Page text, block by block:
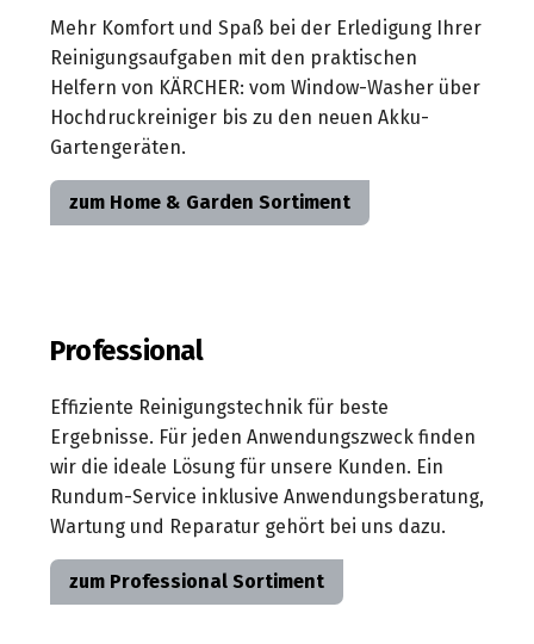
Aktion
5
Jahre
Garantie
KÄRCHER
HD-
Reiniger
PCL
Manual
Tools/TTS
Reiniger
mit
Verbrennungsmotor
Abgasfreie
Hochdruckreiniger
Stationäre
Reiniger
Stationäre
HD-
Reinigungsanlagen
Höchstdruck
Sicherheitssauger
SB-
Sauger
Bau-
Entstauber
Saugkehrmaschinen
Schlauch-
Aufbewahrung
Bewässerungsautomaten
Bewässerungs-
Sets
Akku-
Drucksprueher
Akku-
Mitteldruckreiniger
Akku-
Aschesauger
Akku-
Laubbläser
Akku-
Rasentrimmer
Akku
Outdoor-
Power-
Equipment
Profi
Geräte
Fensterreiniger
Elektrischer
Eiskratzer
Terassenreiniger
Cleaner
Luftreiniger
Zubehör
Reinigungsmittel
Reinigungs-
und
Waschtechnik
Mehr Komfort und Spaß bei der Erledigung Ihrer
Reinigungsaufgaben mit den praktischen
Helfern von KÄRCHER: vom Window-Washer über
Hochdruckreiniger bis zu den neuen Akku-
Gartengeräten.
zum Home & Garden Sortiment
Professional
Effiziente Reinigungstechnik für beste
Ergebnisse. Für jeden Anwendungszweck finden
wir die ideale Lösung für unsere Kunden. Ein
Rundum-Service inklusive Anwendungsberatung,
Wartung und Reparatur gehört bei uns dazu.
zum Professional Sortiment